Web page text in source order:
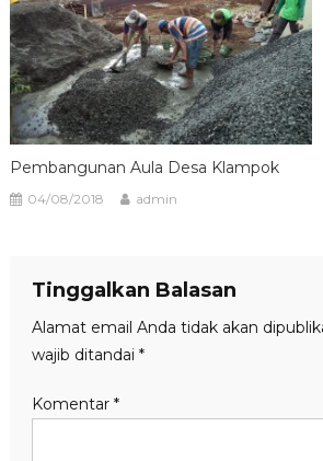
Pembangunan Aula Desa Klampok
04/08/2018 admin
Tinggalkan Balasan
Alamat email Anda tidak akan
wajib ditandai *
Komentar *